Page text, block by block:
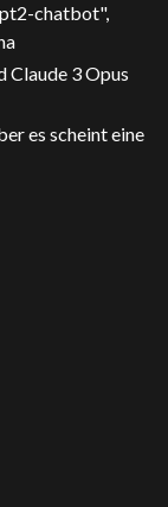
chatbot",
Claude 3 Opus
es scheint eine